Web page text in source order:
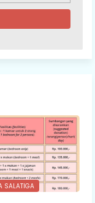
SALATIGA